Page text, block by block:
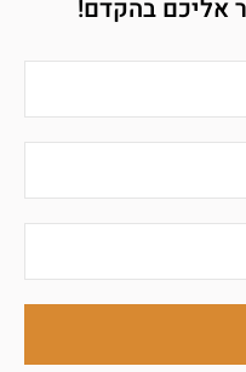
אליכם בהקדם!